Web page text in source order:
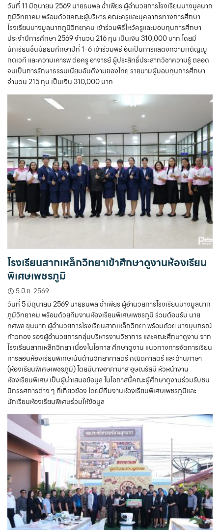
วันที่ 11 มิถุนายน 2569 นายธนพล ฉ่ำเพียร ผู้อำนวยการโรงเรียนบางมูลนาก
ภูมิวิทยาคม พร้อมด้วยคณะผู้บริหาร คณะครูและบุคลากรทางการศึกษา
โรงเรียนบางมูลนากภูมิวิทยาคม เข้าร่วมพิธีไหว้ครูและมอบทุนการศึกษา
ประจำปีการศึกษา 2569 จำนวน 216 ทุน เป็นเงิน 310,000 บาท โดยมี
นักเรียนชั้นมัธยมศึกษาปีที่ 1-6 เข้าร่วมพิธี อันเป็นการแสดงความกตัญญู
กตเวที และความเคารพ ต่อครู อาจารย์ ผู้ประสิทธิ์ประสาทวิชาความรู้ ตลอด
จนเป็นการรักษาธรรมเนียมอันดีงามของไทย รายนามผู้มอบทุนการศึกษา
จำนวน 215 ทุน เป็นเงิน 310,000 บาท
โรงเรียนสากเหล็กวิทยาเข้าศึกษาดูงานห้องเรียน
พิเศษเพชรภูมิ
5 มิ.ย. 2569
วันที่ 5 มิถุนายน 2569 นายธนพล ฉ่ำเพียร ผู้อำนวยการโรงเรียนบางมูลนาก
ภูมิวิทยาคม พร้อมด้วยทีมงานห้องเรียนพิเศษเพชรภูมิ ร่วมต้อนรับ นาย
ทศพล ขุนนาถ ผู้อำนวยการโรงเรียนสากเหล็กวิทยา พร้อมด้วย นางบุษกรณ์
ท้าวทอง รองผู้อำนวยการกลุ่มบริหารงานวิชาการ และคณะศึกษาดูงาน จาก
โรงเรียนสากเหล็กวิทยา เนื่องในโอกาส ศึกษาดูงาน แนวทางการจัดการเรียน
การสอนห้องเรียนพิเศษเน้นด้านวิทยาศาสตร์ คณิตศาสตร์ และด้านภาษา
(ห้องเรียนพิเศษเพชรภูมิ) โดยมีนางอาภามาส อุษณรัสมี หัวหน้างาน
ห้องเรียนพิเศษ เป็นผู้นำเสนอข้อมูล ในโอกาสนี้คณะผู้ศึกษาดูงานร่วมรับชม
นิทรรศการต่าง ๆ ที่เกี่ยวข้อง โดยมีทีมงานห้องเรียนพิเศษเพชรภูมิและ
นักเรียนห้องเรียนพิเศษร่วมให้ข้อมูล